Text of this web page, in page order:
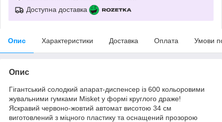
Доступна доставка
Опис Характеристики Доставка Оплата Умови
Опис
Гігантський солодкий апарат-диспенсер із 600 кольоровими
жувальними гумками Misket у формі круглого драже!
Яскравий червоно-жовтий автомат висотою 34 см
виготовлений з міцного пластику та оснащений прозорою